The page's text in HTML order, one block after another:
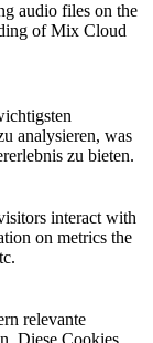
audio files on the
of Mix Cloud
analysieren, was
zu bieten.
interact with
on metrics the
relevante